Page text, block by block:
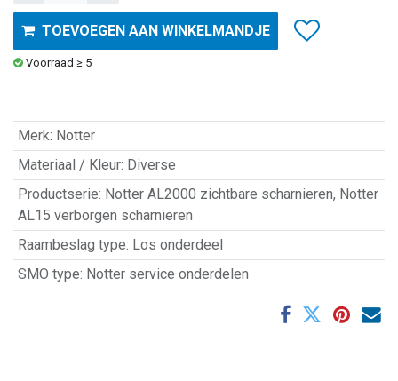
TOEVOEGEN AAN WINKELMANDJE
Voorraad ≥ 5
Merk: Notter
Materiaal / Kleur: Diverse
Productserie: Notter AL2000 zichtbare scharnieren, Notter
AL15 verborgen scharnieren
Raambeslag type: Los onderdeel
SMO type: Notter service onderdelen